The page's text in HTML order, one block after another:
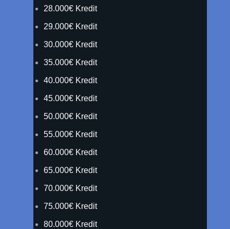
28.000€ Kredit
29.000€ Kredit
30.000€ Kredit
35.000€ Kredit
40.000€ Kredit
45.000€ Kredit
50.000€ Kredit
55.000€ Kredit
60.000€ Kredit
65.000€ Kredit
70.000€ Kredit
75.000€ Kredit
80.000€ Kredit